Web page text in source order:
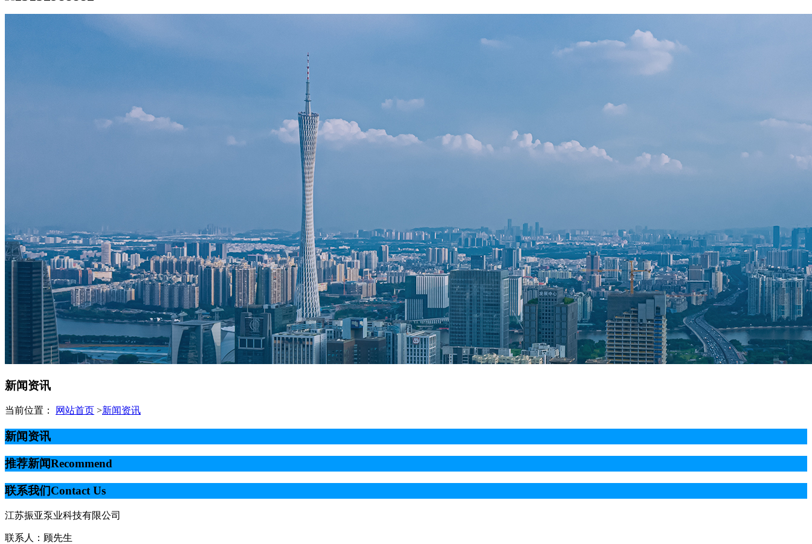
新闻资讯
当前位置： 网站首页 >新闻资讯
新闻资讯
推荐新闻Recommend
联系我们Contact Us
江苏振亚泵业科技有限公司
联系人：顾先生